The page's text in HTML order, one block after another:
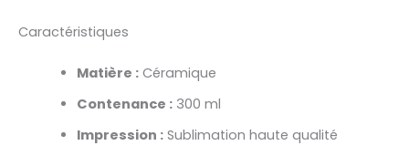
Caractéristiques
Matière :Céramique
Contenance :300 ml
Impression :Sublimation haute qualité